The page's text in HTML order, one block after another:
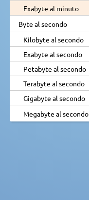
Exabyte al minuto
Byte al secondo
Kilobyte al secondo
Exabyte al secondo
Petabyte al secondo
Terabyte al secondo
Gigabyte al secondo
Megabyte al secondo